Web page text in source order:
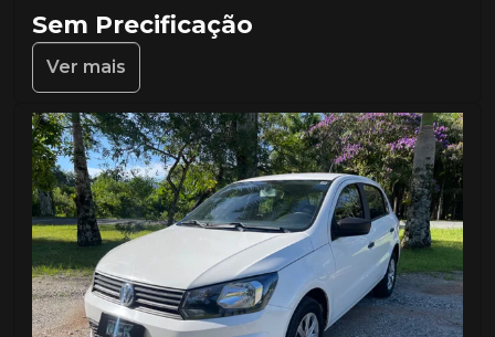
Sem Precificação
Ver mais